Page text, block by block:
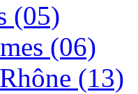
(05)
(06)
(13)